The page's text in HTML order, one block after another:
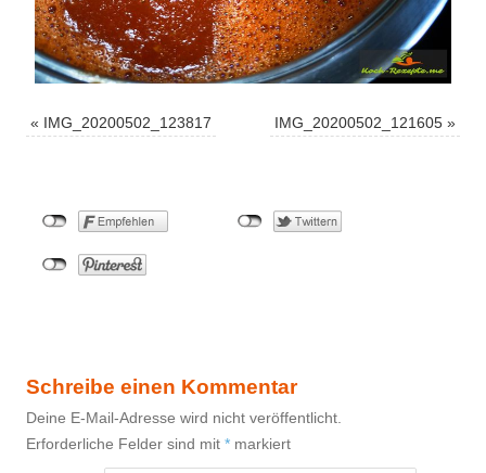
« IMG_20200502_123817 IMG_20200502_121605 »
Schreibe einen Kommentar
Deine E-Mail-Adresse wird nicht veröffentlicht.
Erforderliche Felder sind mit * markiert